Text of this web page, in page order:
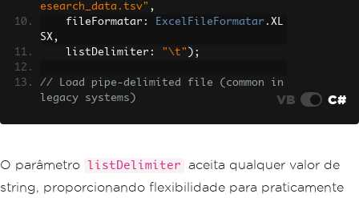
esearch_data.tsv" ,
    fileFormatar
: ExcelFileFormatar . XL
SX,
    listDelimiter
: "\t" );
// Load pipe-delimited file (common in
legacy systems)
SX
VB C#
O parâmetro listDelimiter
aceita qualquer valor de
string, proporcionando flexibilidade para praticamente